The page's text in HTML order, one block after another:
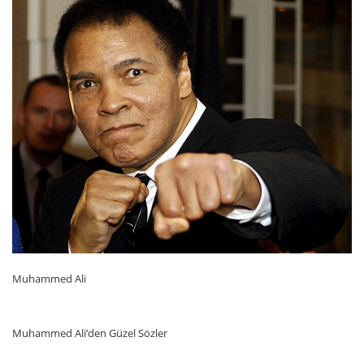
Muhammed Ali
Muhammed Ali’den Güzel Sözler